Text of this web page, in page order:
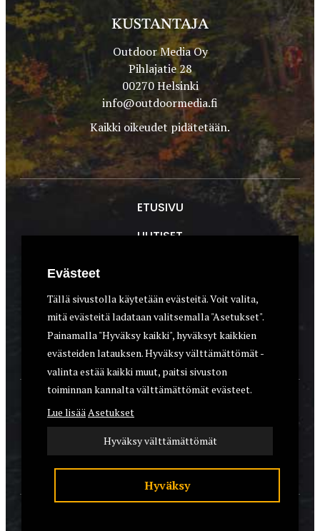
KUSTANTAJA
Outdoor Media Oy
Pihlajatie 28
00270 Helsinki
info@outdoormedia.fi
Kaikki oikeudet pidätetään.
ETUSIVU
UUTISET
ASEET & OPTIIKKA
VARUSTEET
KOIRAT
YHTEYSTIEDOT
REKISTERISELOSTE
EVÄSTEET
Evästeet
Tällä sivustolla käytetään evästeitä. Voit valita,
mitä evästeitä ladataan valitsemalla "Asetukset".
Painamalla "Hyväksy kaikki", hyväksyt kaikkien
evästeiden latauksen. Hyväksy välttämättömät -
valinta estää kaikki muut, paitsi sivuston
toiminnan kannalta välttämättömät evästeet.
Lue lisääAsetukset
Hyväksy välttämättömät
Hyväksy